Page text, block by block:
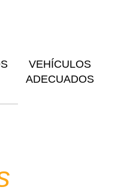
VEHÍCULOS
ADECUADOS